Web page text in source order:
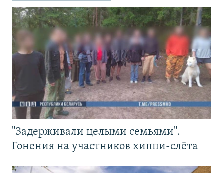
"Задерживали целыми семьями".
Гонения на участников хиппи-слёта